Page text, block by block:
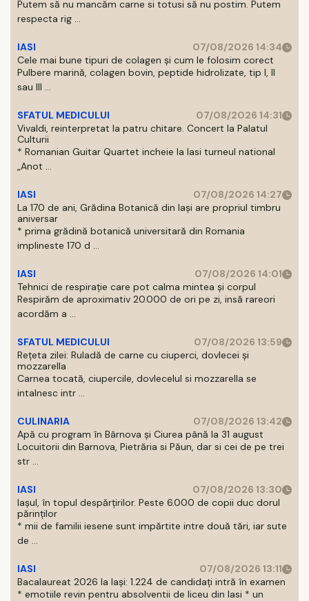
Putem să nu mancăm carne si totusi să nu postim. Putem
respecta rig ...
IASI
07/08/2026 14:34
Cele mai bune tipuri de colagen și cum le folosim corect
Pulbere marină, colagen bovin, peptide hidrolizate, tip I, II
sau III ...
SFATUL MEDICULUI
07/08/2026 14:31
Vivaldi, reinterpretat la patru chitare. Concert la Palatul
Culturii
* Romanian Guitar Quartet incheie la Iasi turneul national
„Anot ...
IASI
07/08/2026 14:27
La 170 de ani, Grădina Botanică din Iași are propriul timbru
aniversar
* prima grădină botanică universitară din Romania
implineste 170 d ...
IASI
07/08/2026 14:01
Tehnici de respirație care pot calma mintea și corpul
Respirăm de aproximativ 20.000 de ori pe zi, insă rareori
acordăm a ...
SFATUL MEDICULUI
07/08/2026 13:59
Rețeta zilei: Ruladă de carne cu ciuperci, dovlecei și
mozzarella
Carnea tocată, ciupercile, dovlecelul si mozzarella se
intalnesc intr ...
CULINARIA
07/08/2026 13:42
Apă cu program în Bârnova și Ciurea până la 31 august
Locuitorii din Barnova, Pietrăria si Păun, dar si cei de pe trei
str ...
IASI
07/08/2026 13:30
Iașul, în topul despărțirilor. Peste 6.000 de copii duc dorul
părinților
* mii de familii iesene sunt impărtite intre două tări, iar sute
de ...
IASI
07/08/2026 13:11
Bacalaureat 2026 la Iași: 1.224 de candidați intră în examen
* emotiile revin pentru absolventii de liceu din Iasi * un